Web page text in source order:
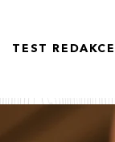
TEST REDAKCE